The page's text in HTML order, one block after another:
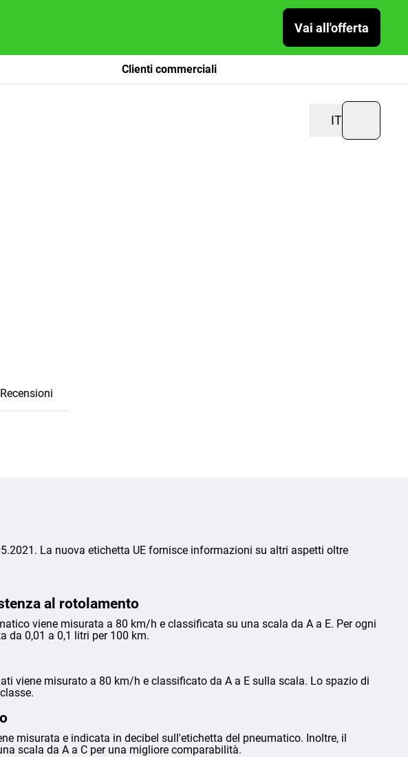
Vai all'offerta
Clienti commerciali
IT
Recensioni
La nuova etichetta UE fornisce informazioni su altri aspetti oltre
al rotolamento
viene misurata a 80 km/h e classificata su una scala da A a E. Per ogni
da 0,01 a 0,1 litri per 100 km.
viene misurato a 80 km/h e classificato da A a E sulla scala. Lo spazio di
misurata e indicata in decibel sull'etichetta del pneumatico. Inoltre, il
scala da A a C per una migliore comparabilità.